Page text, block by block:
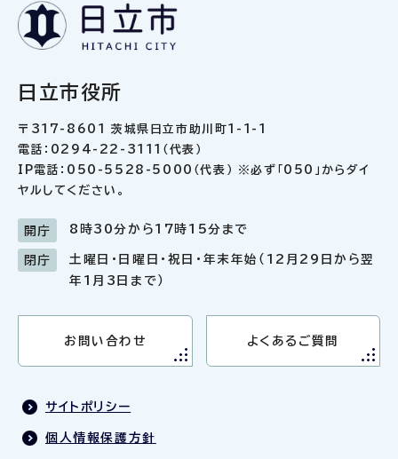
日立市役所
〒317-8601 茨城県日立市助川町1-1-1
電話：0294-22-3111（代表）
IP電話：050-5528-5000（代表） ※必ず「050」からダイ
ヤルしてください。
開庁 8時30分から17時15分まで
閉庁
土曜日・日曜日・祝日・年末年始（12月29日から翌
年1月3日まで）
お問い合わせ よくあるご質問
サイトポリシー
個人情報保護方針